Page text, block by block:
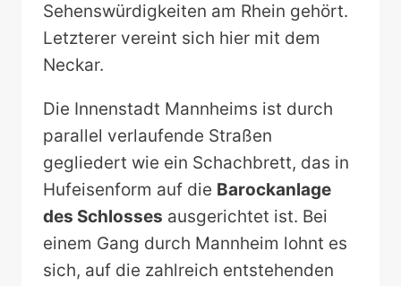
Sehenswürdigkeiten am Rhein gehört.
Letzterer vereint sich hier mit dem
Neckar.
Die Innenstadt Mannheims ist durch
parallel verlaufende Straßen
gegliedert wie ein Schachbrett, das in
Hufeisenform auf die Barockanlage
des Schlosses ausgerichtet ist. Bei
einem Gang durch Mannheim lohnt es
sich, auf die zahlreich entstehenden